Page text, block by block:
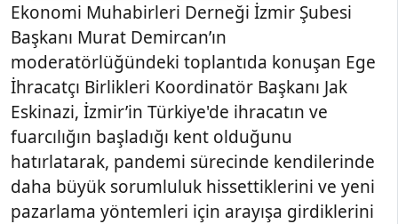
Ekonomi Muhabirleri Derneği İzmir Şubesi
Başkanı Murat Demircan’ın
moderatörlüğündeki toplantıda konuşan Ege
İhracatçı Birlikleri Koordinatör Başkanı Jak
Eskinazi, İzmir’in Türkiye'de ihracatın ve
fuarcılığın başladığı kent olduğunu
hatırlatarak, pandemi sürecinde kendilerinde
daha büyük sorumluluk hissettiklerini ve yeni
pazarlama yöntemleri için arayışa girdiklerini